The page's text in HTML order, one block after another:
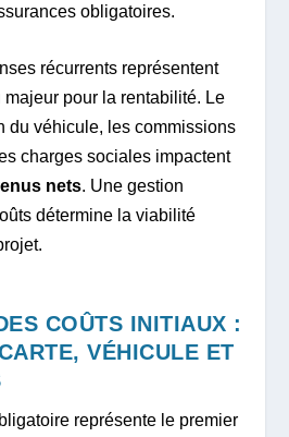
obligatoires.
récurrents représentent
pour la rentabilité. Le
du véhicule, les commissions
charges sociales impactent
nets. Une gestion
détermine la viabilité
COÛTS INITIAUX :
VÉHICULE ET
représente le premier